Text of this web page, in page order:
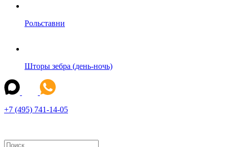
Рольставни
Шторы зебра (день-ночь)
+7 (495) 741-14-05